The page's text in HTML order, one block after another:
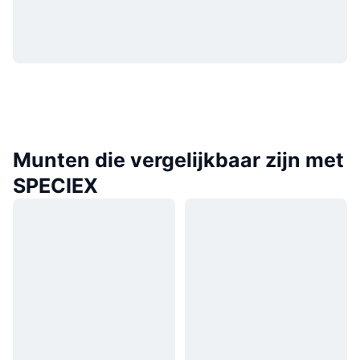
Munten die vergelijkbaar zijn met
SPECIEX